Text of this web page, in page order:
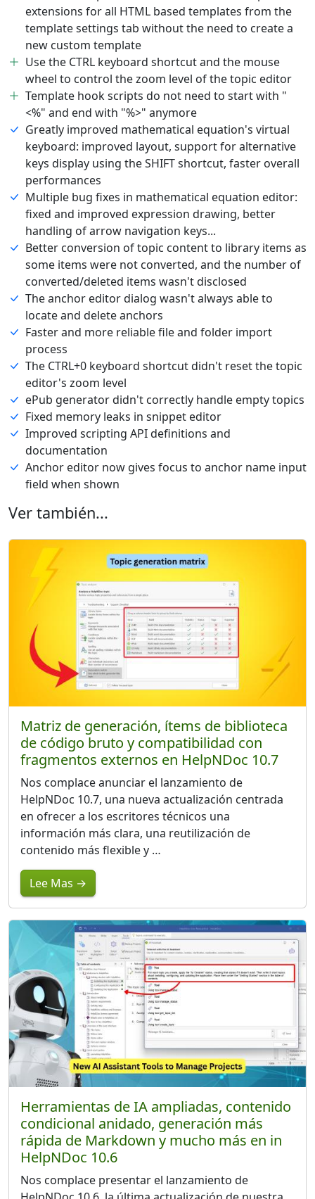
extensions for all HTML based templates from the
template settings tab without the need to create a
new custom template
Use the CTRL keyboard shortcut and the mouse
wheel to control the zoom level of the topic editor
Template hook scripts do not need to start with "
<%" and end with "%>" anymore
Greatly improved mathematical equation's virtual
keyboard: improved layout, support for alternative
keys display using the SHIFT shortcut, faster overall
performances
Multiple bug fixes in mathematical equation editor:
fixed and improved expression drawing, better
handling of arrow navigation keys...
Better conversion of topic content to library items as
some items were not converted, and the number of
converted/deleted items wasn't disclosed
The anchor editor dialog wasn't always able to
locate and delete anchors
Faster and more reliable file and folder import
process
The CTRL+0 keyboard shortcut didn't reset the topic
editor's zoom level
ePub generator didn't correctly handle empty topics
Fixed memory leaks in snippet editor
Improved scripting API definitions and
documentation
Anchor editor now gives focus to anchor name input
field when shown
Ver también...
Matriz de generación, ítems de biblioteca
de código bruto y compatibilidad con
fragmentos externos en HelpNDoc 10.7
Nos complace anunciar el lanzamiento de
HelpNDoc 10.7, una nueva actualización centrada
en ofrecer a los escritores técnicos una
información más clara, una reutilización de
contenido más flexible y …
Lee Mas →
Herramientas de IA ampliadas, contenido
condicional anidado, generación más
rápida de Markdown y mucho más en in
HelpNDoc 10.6
Nos complace presentar el lanzamiento de